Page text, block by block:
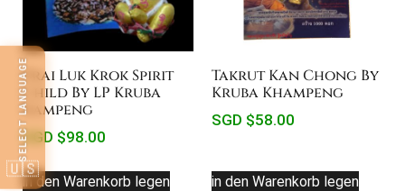
Prai Luk Krok Spirit
Child By LP Kruba
Kampeng
SGD $98.00
in den Warenkorb legen
Takrut Kan Chong By
Kruba Khampeng
SGD $58.00
in den Warenkorb legen
SELECT LANGUAGE
🇺🇸